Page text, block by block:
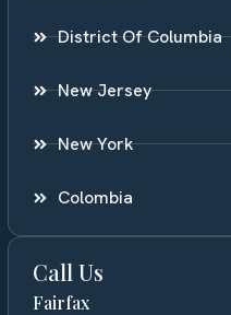
District Of Columbia
New Jersey
New York
Colombia
Call Us
Fairfax